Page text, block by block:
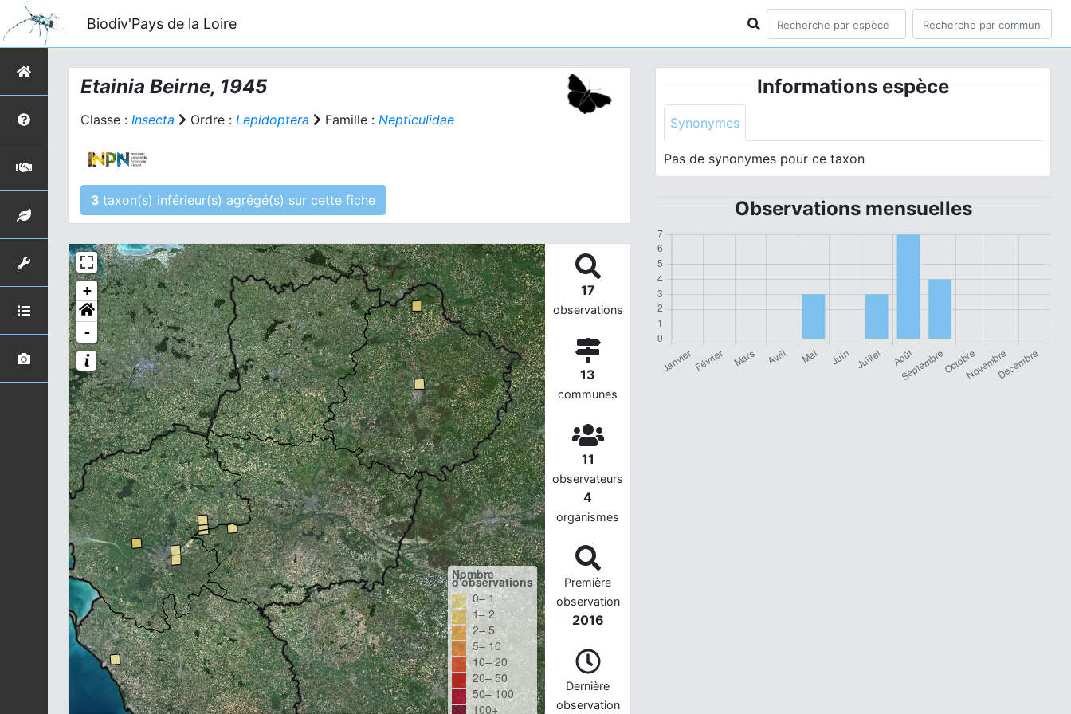
Biodiv'Pays de la Loire
Etainia Beirne, 1945
Classe : Insecta Ordre : Lepidoptera Famille : Nepticulidae
3 taxon(s) inférieur(s) agrégé(s) sur cette fiche
+
-
Nombre
d'observations
0– 1
1– 2
2– 5
5– 10
10– 20
20– 50
50– 100
100+
17
observations
13
communes
11
observateurs
4
organismes
Première
observation
2016
Dernière
observation
Informations espèce
Synonymes
Pas de synonymes pour ce taxon
Observations mensuelles